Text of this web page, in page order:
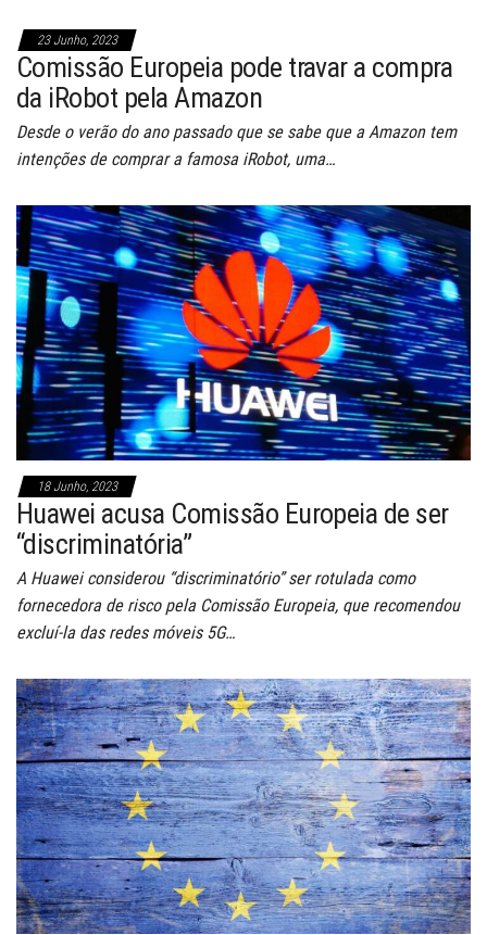
23 Junho, 2023
Comissão Europeia pode travar a compra
da iRobot pela Amazon
Desde o verão do ano passado que se sabe que a Amazon tem
intenções de comprar a famosa iRobot, uma…
18 Junho, 2023
Huawei acusa Comissão Europeia de ser
“discriminatória”
A Huawei considerou “discriminatório” ser rotulada como
fornecedora de risco pela Comissão Europeia, que recomendou
excluí-la das redes móveis 5G…